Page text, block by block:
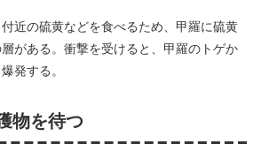
近の硫黄などを食べるため、甲羅に硫黄
がある。衝撃を受けると、甲羅のトゲか
発する。
物を待つ